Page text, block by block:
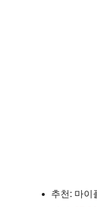
추천: 마이